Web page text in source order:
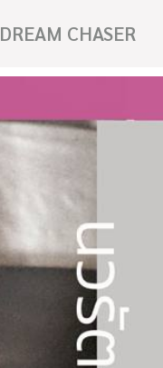
DREAM CHASER